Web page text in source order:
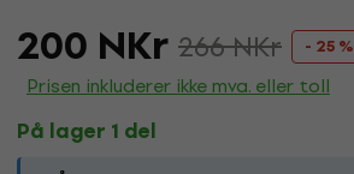
200 NKr 266 NKr - 25 %
Prisen inkluderer ikke mva. eller toll
På lager 1 del